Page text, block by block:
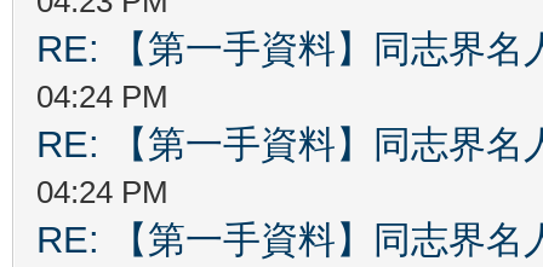
RE: 【第一手資料】同志界名
04:24 PM
RE: 【第一手資料】同志界名
04:24 PM
RE: 【第一手資料】同志界名